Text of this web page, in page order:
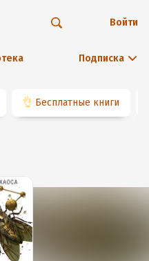
Подписка
Войти
👌 Бесплатные книги